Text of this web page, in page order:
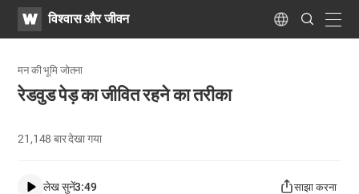
WATVविश्वास और जीवन Language
Search
Submit
मन की भूमि जोतना
रेडवुड पेड़ का जीवित रहने का तरीका
21,148बार देखा गया
लेख सुनें3:49 साझा करना